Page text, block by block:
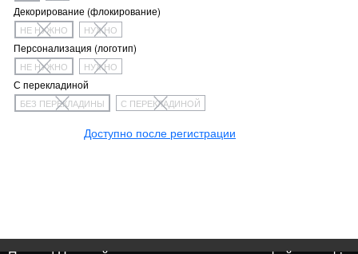
Декорирование (флокирование)
НЕ НУЖНО НУЖНО
Персонализация (логотип)
НЕ НУЖНО НУЖНО
С перекладиной
БЕЗ ПЕРЕКЛАДИНЫ С ПЕРЕКЛАДИНОЙ
Доступно после регистрации